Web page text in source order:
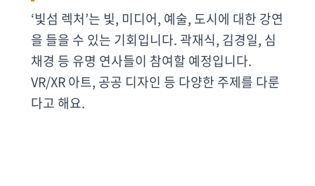
‘빛섬 렉처’는 빛, 미디어, 예술, 도시에 대한 강연
을 들을 수 있는 기회입니다. 곽재식, 김경일, 심
채경 등 유명 연사들이 참여할 예정입니다.
VR/XR 아트, 공공 디자인 등 다양한 주제를 다룬
다고 해요.